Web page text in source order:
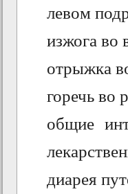
левом
изжога во
отрыжка
горечь во
общие
диарея